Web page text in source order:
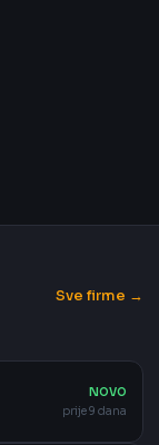
Sve firme →
NOVO
prije 9 dana